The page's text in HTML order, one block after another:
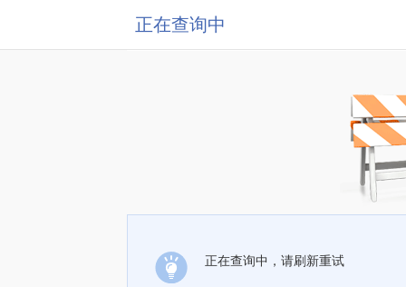
正在查询中
正在查询中，请刷新重试